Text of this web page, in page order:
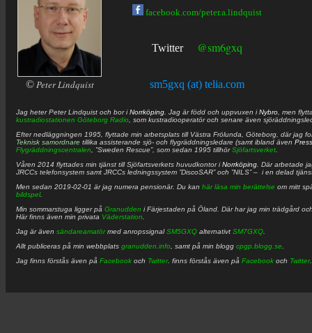
© Peter Lindquist
facebook.com/peter.a.lindquist
Twitter @sm6gxq
sm5gxq (at) telia.com
Jag heterPeter Lindquist och bor iNorrköping . Jag är född och uppvuxen iNybro , men
kustradiostationen Göteborg Radio , som kustradiooperatör och senare även
Efter nedläggningen 1995, flyttade min arbetsplats till Västra Frölunda, Göteborg, där jag
Teknisk samordnare tillika assisterande sjö- och flygräddningsledare (samt ibland även
Flygräddningscentralen , ”Sweden Rescue”, som sedan 1995 tillhörSjöfartsverket
Våren 2014 flyttades min tjänst till Sjöfartsverkets huvudkontor iNorrköping . Där arbetade
JRCCs telefonsystem samt JRCCs ledningssystem ”DiscoSAR” och ”NILS” – i en delad
Men sedan 2019-02-01 är jag numera pensionär. Du kan här läsa min berättelse om mitt
bildspel.
Min sommarstuga ligger på Granudden i Färjestaden på Öland. Där har jag min trädgård
Här finns även min privata Väderstation
Jag är även sändareamatörmed anropssignalSM5GXQ alternativt SM7GXQ
Allt publiceras på min webbplats granudden.info , samt på min blogg cpgp.blogg.se
Jag finns förstås även på Facebook och Twitter. finns förstås även på Facebook och Twitter.